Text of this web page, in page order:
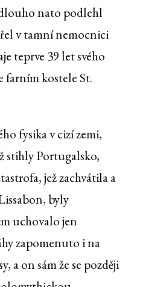
nato podlehl
v tamní nemocnici
teprve 39 let svého
farním kostele St.
fysika v cizí zemi,
stihly Portugalsko,
jež zachvátila a
byly
uchovalo jen
zapomenuto i na
a on sám že se později